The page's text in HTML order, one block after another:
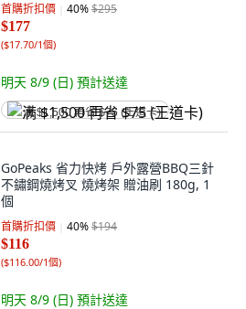
首購折扣價 40%$295
$177
($17.70/1個)
明天 8/9 (日) 預計送達
满 $1,500 再省 $75 (王道卡)
GoPeaks 省力快烤 戶外露營BBQ三針
不鏽鋼燒烤叉 燒烤架 贈油刷 180g, 1
個
首購折扣價 40%$194
$116
($116.00/1個)
明天 8/9 (日) 預計送達